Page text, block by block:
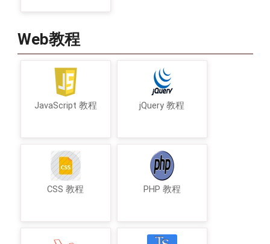
Web教程
JavaScript 教程 jQuery 教程
CSS 教程 PHP 教程